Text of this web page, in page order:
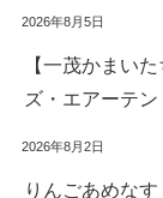
2026年8月5日
【一茂かまい
ズ・エアーテン
2026年8月2日
りんごあめな